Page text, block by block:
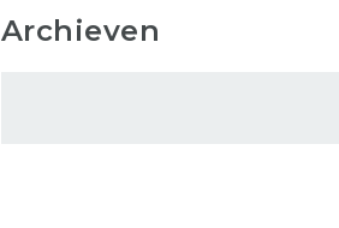
Archieven